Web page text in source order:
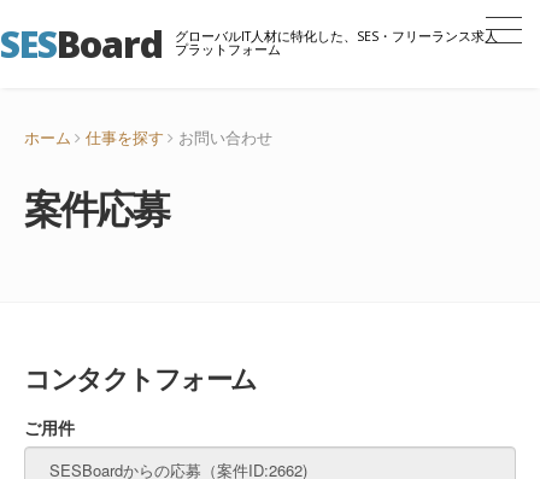
SESBoard グローバルIT人材に特化した、SES・フリーランス求人
プラットフォーム
ホーム 仕事を探す お問い合わせ
案件応募
コンタクトフォーム
ご用件